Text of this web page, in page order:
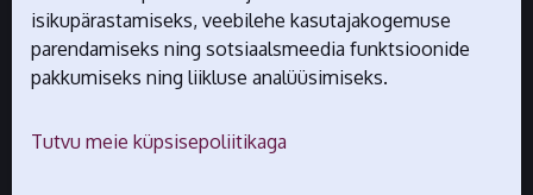
Liidu ametlikud partnerid
isikupärastamiseks, veebilehe kasutajakogemuse
parendamiseks ning sotsiaalsmeedia funktsioonide
pakkumiseks ning liikluse analüüsimiseks.
Tutvu meie küpsisepoliitikaga